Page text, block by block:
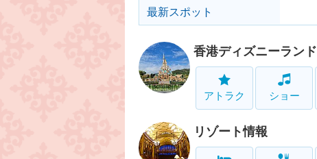
最新スポット
香港ディズニーランド
アトラク ショー
リゾート情報